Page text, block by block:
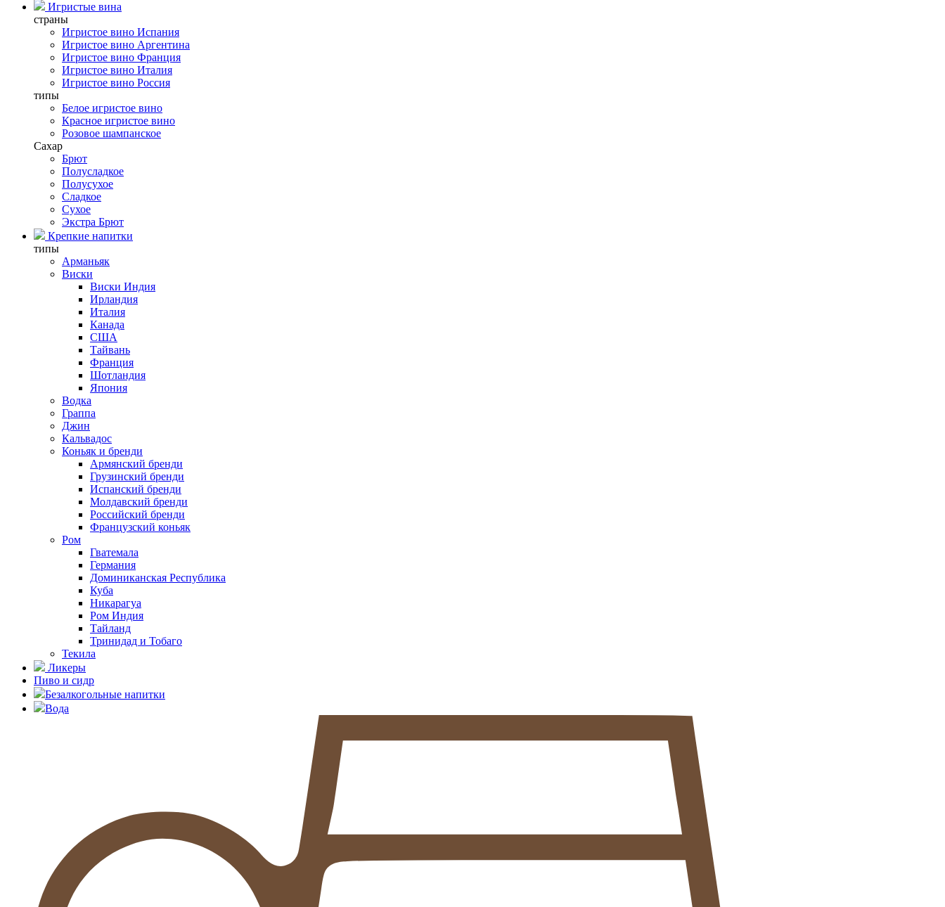
Игристые вина
страны
Игристое вино Испания
Игристое вино Аргентина
Игристое вино Франция
Игристое вино Италия
Игристое вино Россия
типы
Белое игристое вино
Красное игристое вино
Розовое шампанское
Сахар
Брют
Полусладкое
Полусухое
Сладкое
Сухое
Экстра Брют
Крепкие напитки
типы
Арманьяк
Виски
Виски Индия
Ирландия
Италия
Канада
США
Тайвань
Франция
Шотландия
Япония
Водка
Граппа
Джин
Кальвадос
Коньяк и бренди
Армянский бренди
Грузинский бренди
Испанский бренди
Молдавский бренди
Российский бренди
Французский коньяк
Ром
Гватемала
Германия
Доминиканская Республика
Куба
Никарагуа
Ром Индия
Тайланд
Тринидад и Тобаго
Текила
Ликеры
Пиво и сидр
Безалкогольные напитки
Вода